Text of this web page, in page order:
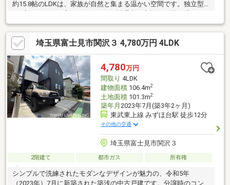
約15.8帖のLDKは、家族が自然と集まる温かい空間です。独立型
のL字キッチンは広々としており、料理中も家族の気配を感じられ
るちょうど良い距離感。8.1帖の主寝室をはじめ、それぞれの個室
も使いやすい広さで、子ども部屋・在宅ワークなど家族構成に合
わせて柔軟に使えます。約3.5帖のスーパーロフトはおもちゃ収納
や秘密基地としても大活躍。ZEH水準（断熱等性能等級5・一次エ
ネルギー消費量等級6）を備え、2面バルコニーで洗濯物もたっぷ
り干せ、ホスクリーンやWICなど子育てに嬉しい設備も充実して
います。
埼玉県富士見市関沢３ 4,780万円 4LDK
4,780万円
間取り 4LDK
建物面積106.4m2
土地面積101.3m2
築年月 2023年7月(築3年2ヶ月)
東武東上線 みずほ台駅 徒歩12分
その他の交通
埼玉県富士見市関沢３
2階建て 都市ガス 所有権
シンプルで洗練されたモダンなデザインが魅力の、令和5年
（2023年）7月に新築された築浅の中古戸建です。分譲時のコン